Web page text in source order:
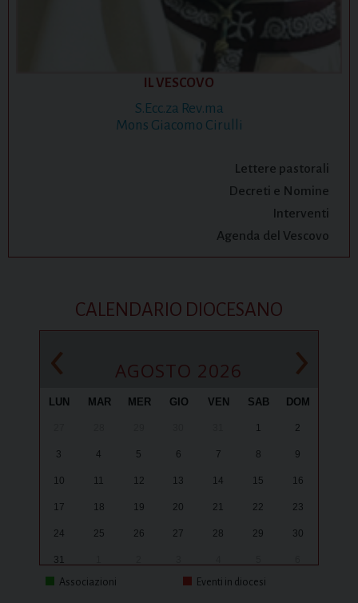
IL VESCOVO
S.Ecc.za Rev.ma
Mons Giacomo Cirulli
Lettere pastorali
Decreti e Nomine
Interventi
Agenda del Vescovo
CALENDARIO DIOCESANO
‹ AGOSTO 2026 ›
LUN MAR MER GIO VEN SAB DOM
1 2
3 4 5 6 7 8 9
10 11 12 13 14 15 16
17 18 19 20 21 22 23
24 25 26 27 28 29 30
31
Associazioni
Eventi in diocesi